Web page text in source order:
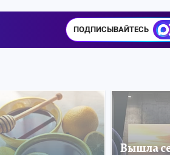
ПОДПИСЫВАЙТЕСЬ
Вышла